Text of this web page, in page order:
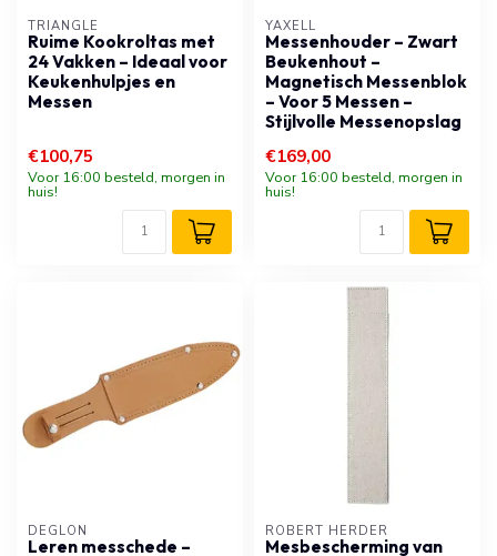
TRIANGLE
Ruime Kookroltas met
24 Vakken – Ideaal voor
Keukenhulpjes en
Messen
€100,75
Voor 16:00 besteld, morgen in
huis!
YAXELL
Messenhouder – Zwart
Beukenhout –
Magnetisch Messenblok
– Voor 5 Messen –
Stijlvolle Messenopslag
€169,00
Voor 16:00 besteld, morgen in
huis!
DÉGLON
Leren messchede –
ROBERT HERDER
Mesbescherming van